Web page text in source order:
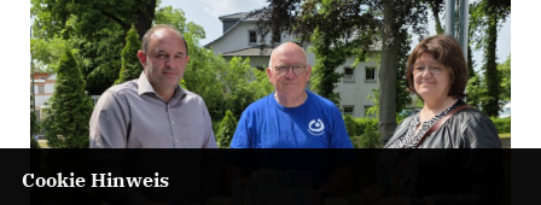
Cookie Hinweis